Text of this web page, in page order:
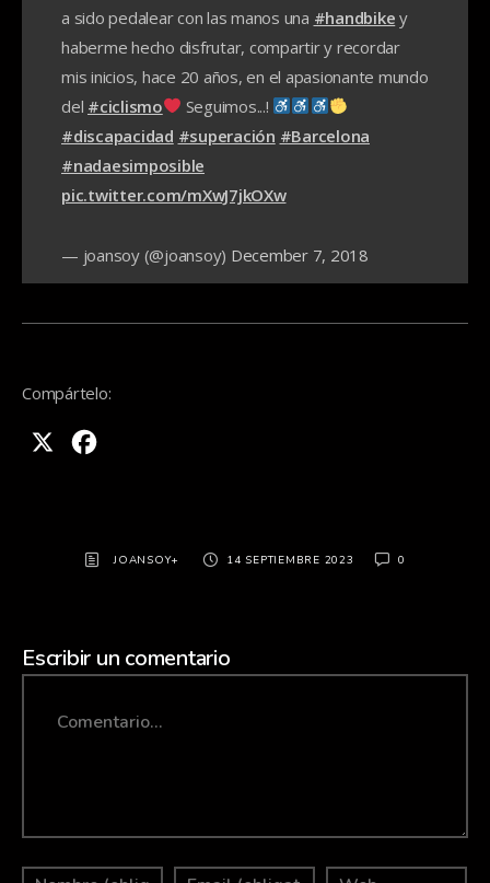
a sido pedalear con las manos una #handbike y
haberme hecho disfrutar, compartir y recordar
mis inicios, hace 20 años, en el apasionante mundo
del #ciclismo
Seguimos...!
#discapacidad #superación #Barcelona
#nadaesimposible
pic.twitter.com/mXwJ7jkOXw
— joansoy (@joansoy) December 7, 2018
Compártelo:
JOANSOY+ 14 SEPTIEMBRE 2023 0
Escribir un comentario